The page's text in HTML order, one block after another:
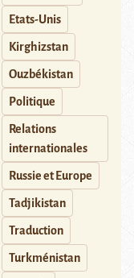
Etats-Unis
Kirghizstan
Ouzbékistan
Politique
Relations
internationales
Russie et Europe
Tadjikistan
Traduction
Turkménistan